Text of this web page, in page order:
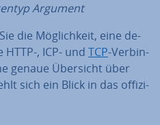
Argument
die Mög­lich­keit, eine de­
, ICP- und TCP-Ver­bin­
genaue Übersicht über
sich ein Blick in das of­fi­zi­